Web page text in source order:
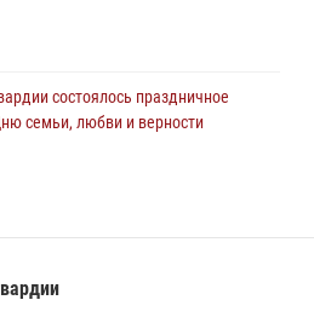
состоялось праздничное
семьи, любви и верности
на крупную сумму с охраняемого